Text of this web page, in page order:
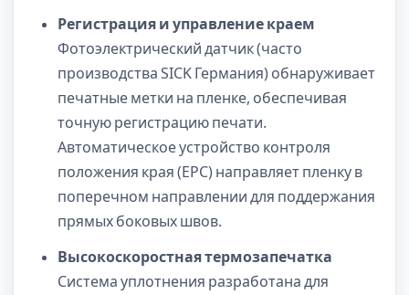
Регистрация и управление краем
Фотоэлектрический датчик (часто
производства SICK Германия) обнаруживает
печатные метки на пленке, обеспечивая
точную регистрацию печати.
Автоматическое устройство контроля
положения края (EPC) направляет пленку в
поперечном направлении для поддержания
прямых боковых швов.
Высокоскоростная термозапечатка
Система уплотнения разработана для